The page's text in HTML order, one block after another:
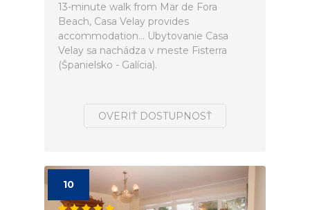
13-minute walk from Mar de Fora
Beach, Casa Velay provides
accommodation... Ubytovanie Casa
Velay sa nachádza v meste Fisterra
(Španielsko - Galícia).
OVERIŤ DOSTUPNOSŤ
10